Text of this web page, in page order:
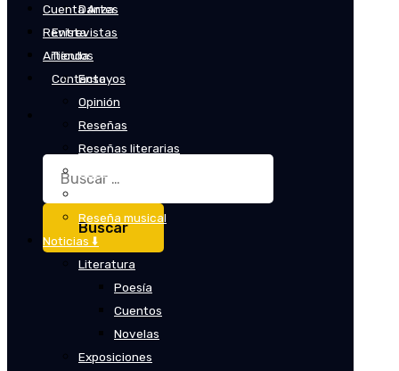
Danza
Entrevistas
Tienda
Contacto
Buscar:
Cuenta Artes
Revista
Artículos
Ensayos
Opinión
Reseñas
Reseñas literarias
Reseña musical
Noticias ⬇️
Literatura
Poesía
Cuentos
Novelas
Exposiciones